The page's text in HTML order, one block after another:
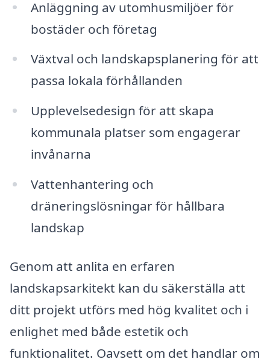
Anläggning av utomhusmiljöer för
bostäder och företag
Växtval och landskapsplanering för att
passa lokala förhållanden
Upplevelsedesign för att skapa
kommunala platser som engagerar
invånarna
Vattenhantering och
dräneringslösningar för hållbara
landskap
Genom att anlita en erfaren
landskapsarkitekt kan du säkerställa att
ditt projekt utförs med hög kvalitet och i
enlighet med både estetik och
funktionalitet. Oavsett om det handlar om